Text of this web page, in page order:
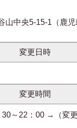
山中央5-15-1（鹿児
変更日時
変更時間
30～22：00 →（変